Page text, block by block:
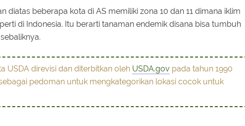
diatas beberapa kota di AS memiliki zona 10 dan 11 dimana iklim
di Indonesia. Itu berarti tanaman endemik disana bisa tumbuh
USDA direvisi dan diterbitkan oleh USDA.gov pada tahun 1990
pedoman untuk mengkategorikan lokasi cocok untuk